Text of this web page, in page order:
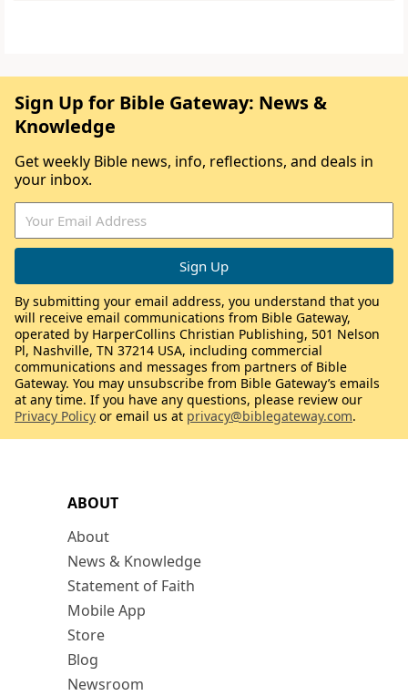
ABOUT
About
News & Knowledge
Statement of Faith
Mobile App
Store
Blog
Newsroom
Sign Up for Bible Gateway: News &
Knowledge
Get weekly Bible news, info, reflections, and deals in
your inbox.
By submitting your email address, you understand that you
will receive email communications from Bible Gateway,
operated by HarperCollins Christian Publishing, 501 Nelson
Pl, Nashville, TN 37214 USA, including commercial
communications and messages from partners of Bible
Gateway. You may unsubscribe from Bible Gateway’s emails
at any time. If you have any questions, please review our
Privacy Policy or email us at privacy@biblegateway.com.